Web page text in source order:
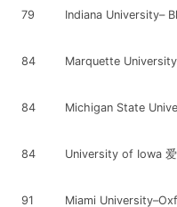
79 Indiana University–
84 Marquette
84 Michigan State
84 University of Iowa
91 Miami